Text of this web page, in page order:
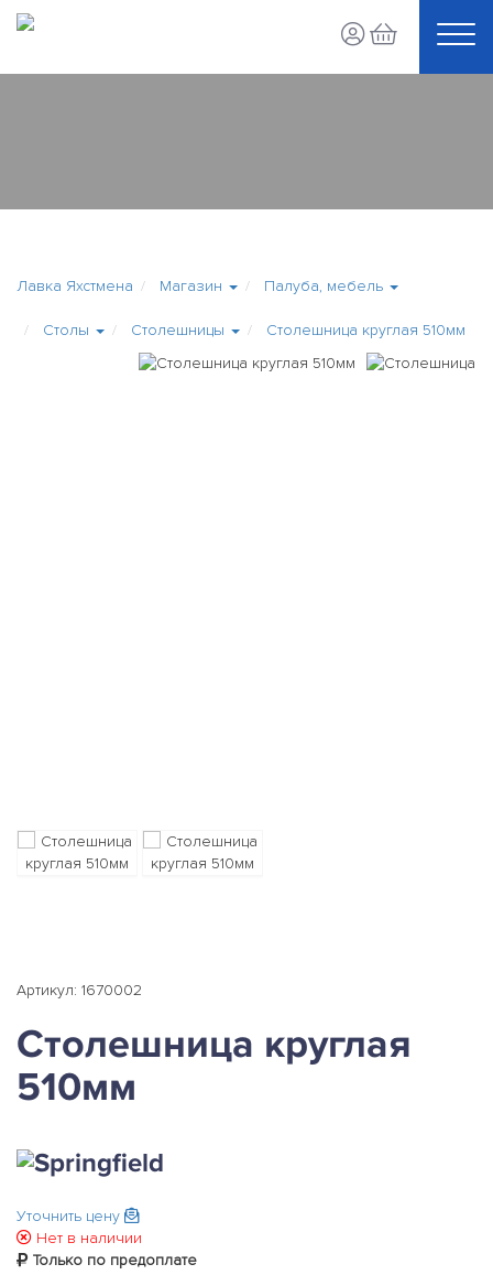
Лавка Яхстмена Магазин Палуба, мебель
Столы Столешницы Столешница круглая 510мм
Артикул: 1670002
Столешница круглая
510мм
Уточнить цену
Нет в наличии
Только по предоплате